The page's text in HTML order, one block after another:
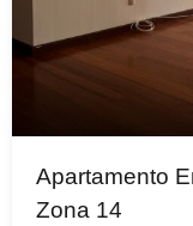
Apartamento
Zona 14